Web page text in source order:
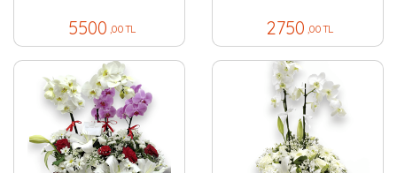
5500 ,00 TL 2750 ,00 TL